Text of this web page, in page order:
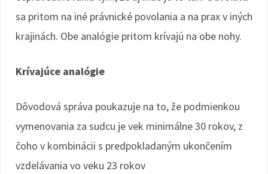
sa pritom na iné právnické povolania a na prax v iných
krajinách. Obe analógie pritom krívajú na obe nohy.
Krívajúce analógie
Dôvodová správa poukazuje na to, že podmienkou
vymenovania za sudcu je vek minimálne 30 rokov, z
čoho v kombinácii s predpokladaným ukončením
vzdelávania vo veku 23 rokov